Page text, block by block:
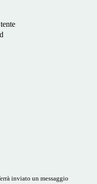
inviato un messaggio